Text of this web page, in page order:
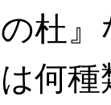
の杜
は何